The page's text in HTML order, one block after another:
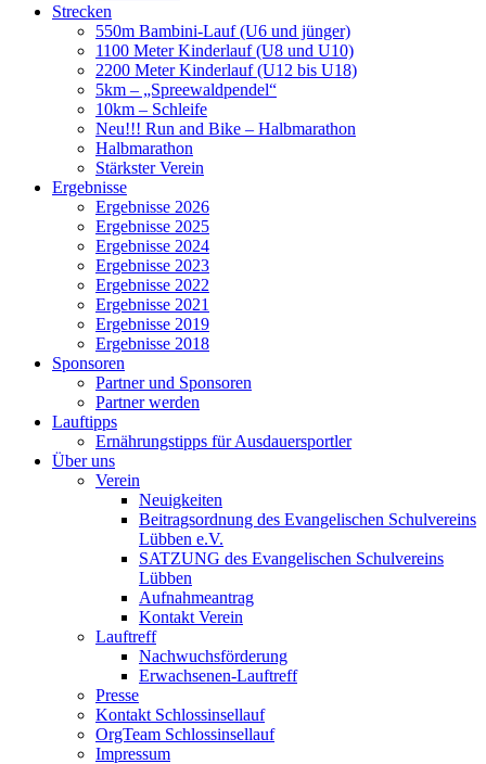
Strecken
550m Bambini-Lauf (U6 und jünger)
1100 Meter Kinderlauf (U8 und U10)
2200 Meter Kinderlauf (U12 bis U18)
5km – „Spreewaldpendel“
10km – Schleife
Neu!!! Run and Bike – Halbmarathon
Halbmarathon
Stärkster Verein
Ergebnisse
Ergebnisse 2026
Ergebnisse 2025
Ergebnisse 2024
Ergebnisse 2023
Ergebnisse 2022
Ergebnisse 2021
Ergebnisse 2019
Ergebnisse 2018
Sponsoren
Partner und Sponsoren
Partner werden
Lauftipps
Ernährungstipps für Ausdauersportler
Über uns
Verein
Neuigkeiten
Beitragsordnung des Evangelischen Schulvereins
Lübben e.V.
SATZUNG des Evangelischen Schulvereins
Lübben
Aufnahmeantrag
Kontakt Verein
Lauftreff
Nachwuchsförderung
Erwachsenen-Lauftreff
Presse
Kontakt Schlossinsellauf
OrgTeam Schlossinsellauf
Impressum